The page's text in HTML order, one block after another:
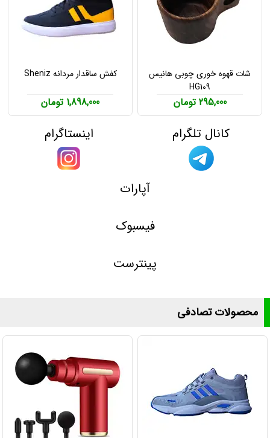
شات قهوه خوری چوبی هانیس
HG109
295,000 تومان
کفش ساقدار مردانه Sheniz
1,898,000 تومان
کانال تلگرام اینستاگرام
آپارات
فیسبوک
پینترست
محصولات تصادفی